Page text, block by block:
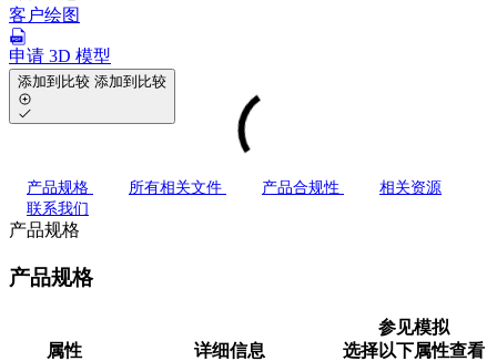
客户绘图
申请 3D 模型
添加到比较 添加到比较
产品规格 所有相关文件 产品合规性
相关资源
联系我们
产品规格
产品规格
属性 详细信息
参见模拟
选择以下属性查看